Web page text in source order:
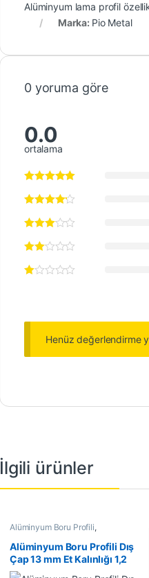
Alüminyum lama profil
Marka: Pio Metal
0 yoruma göre
0.0
ortalama
Henüz değerlendirme
İlgili ürünler
Alüminyum Boru Profili,
Alüminyum Profil
İndirimli Ürünler
Alüminyum Boru Profili Dış
Çap 13 mm Et Kalınlığı 1,2
mm